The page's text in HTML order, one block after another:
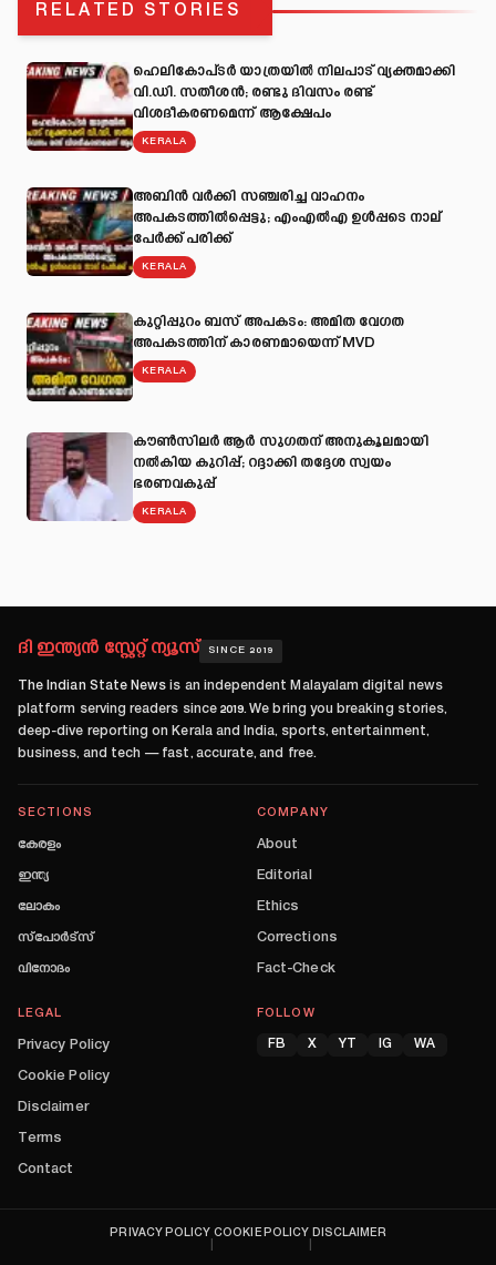
RELATED STORIES
ഹെലികോപ്ടർ യാത്രയിൽ നിലപാട് വ്യക്തമാക്കി
വി.ഡി. സതീശൻ; രണ്ടു ദിവസം രണ്ട്
വിശദീകരണമെന്ന് ആക്ഷേപം
KERALA
അബിന്‍ വര്‍ക്കി സഞ്ചരിച്ച വാഹനം
അപകടത്തില്‍പ്പെട്ടു; എംഎല്‍എ ഉള്‍പ്പടെ നാല്
പേര്‍ക്ക് പരിക്ക്
KERALA
കുറ്റിപ്പുറം ബസ് അപകടം: അമിത വേഗത
അപകടത്തിന് കാരണമായെന്ന് MVD
KERALA
കൗൺസിലർ ആർ സുഗതന് അനുകൂലമായി
നല്‍കിയ കുറിപ്പ്; റദ്ദാക്കി തദ്ദേശ സ്വയം
ഭരണവകുപ്പ്
KERALA
ദി ഇന്ത്യൻ സ്റ്റേറ്റ് ന്യൂസ് SINCE 2019
The Indian State News is an independent Malayalam digital news
platform serving readers since 2019. We bring you breaking stories,
deep-dive reporting on Kerala and India, sports, entertainment,
business, and tech — fast, accurate, and free.
SECTIONS
കേരളം
ഇന്ത്യ
ലോകം
സ്പോർട്സ്
വിനോദം
COMPANY
About
Editorial
Ethics
Corrections
Fact-Check
LEGAL
Privacy Policy
Cookie Policy
Disclaimer
Terms
Contact
FOLLOW
FB X YT IG WA
PRIVACY POLICY COOKIE POLICY DISCLAIMER